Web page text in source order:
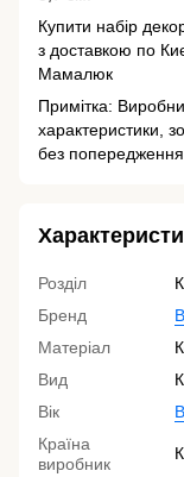
Купити набір
з доставкою по
Мамалюк
Примітка:
характеристики,
без попередження
Розділ
Бренд
Матеріал
Вид
Вік
Країна
виробник